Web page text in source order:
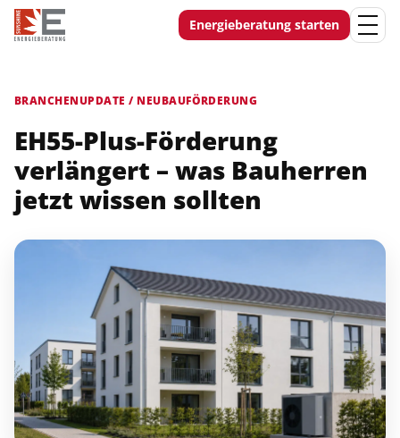
Energieberatung starten
BRANCHENUPDATE / NEUBAUFÖRDERUNG
EH55-Plus-Förderung
verlängert – was Bauherren
jetzt wissen sollten